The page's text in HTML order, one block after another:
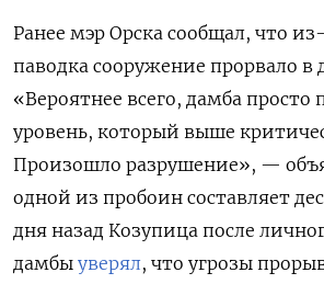
Ранее мэр Орска сообщал, что
паводка сооружение прорвало в
«Вероятнее всего, дамба просто
уровень, который выше
Произошло разрушение», —
одной из пробоин составляет
дня назад Козупица после
дамбы уверял, что угрозы